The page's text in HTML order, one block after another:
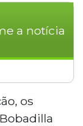
a notícia
do
pelo
os